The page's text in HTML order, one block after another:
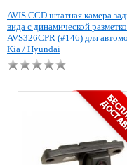
AVIS CCD штатная камера
вида с динамической
AVS326CPR (#146) для
Kia / Hyundai